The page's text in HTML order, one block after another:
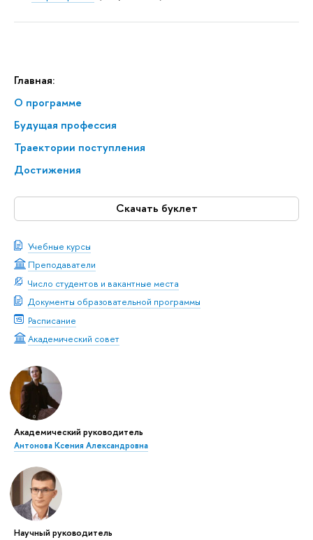
Главная:
О программе
Будущая профессия
Траектории поступления
Достижения
Скачать буклет
Учебные курсы
Преподаватели
Число студентов и вакантные места
Документы образовательной программы
Расписание
Академический совет
Академический руководитель
Антонова Ксения Александровна
Научный руководитель